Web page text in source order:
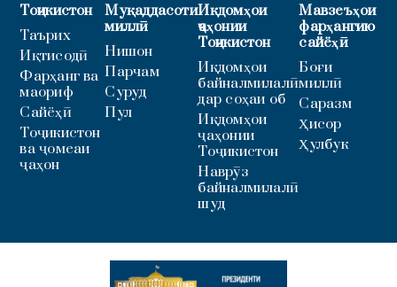
Тоҷикистон
Таърих
Иқтисодӣ
Фарҳанг ва
маориф
Сайёҳӣ
Тоҷикистон
ва ҷомеаи
ҷаҳон
Муқаддасоти
миллӣ
Нишон
Парчам
Суруд
Пул
Иқдомҳои
ҷаҳонии
Тоҷикистон
Иқдомҳои
байналмилалӣ
дар соҳаи об
Иқдомҳои
ҷаҳонии
Тоҷикистон
Наврӯз
байналмилалӣ
шуд
Мавзеъҳои
фарҳангию
сайёҳӣ
Боғи
миллӣ
Саразм
Ҳисор
Ҳулбук